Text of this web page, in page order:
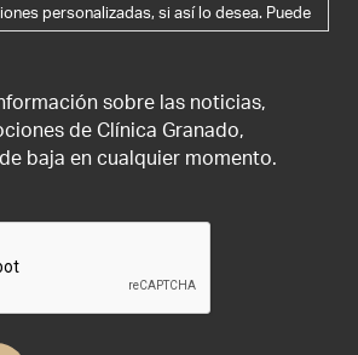
personalizadas, si así lo desea. Puede
de limitación y oposición a su
a no ser objeto de decisiones basadas
automatizado de sus datos,
la dirección de correo electrónico
antes de proporcionarnos sus datos
sobre las noticias,
de Clínica Granado,
baja en cualquier momento.